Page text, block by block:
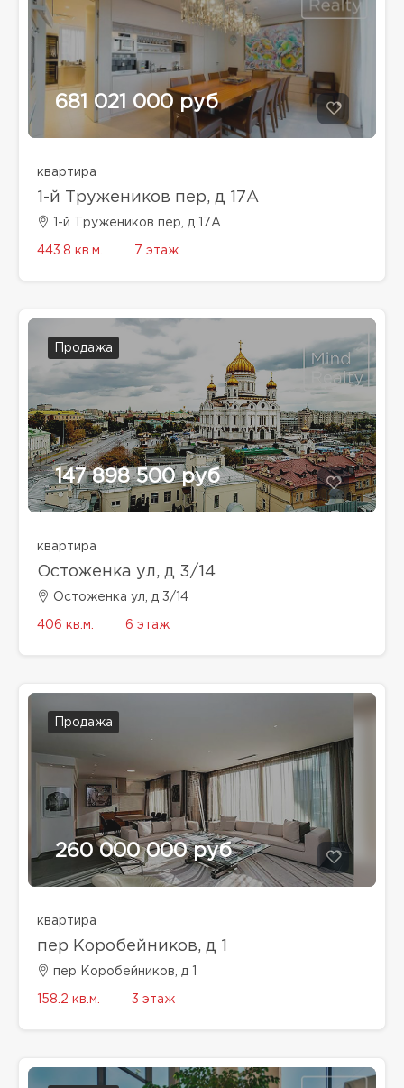
681 021 000 руб
квартира
1-й Тружеников пер, д 17А
1-й Тружеников пер, д 17А
443.8 кв.м. 7 этаж
Продажа
147 898 500 руб
квартира
Остоженка ул, д 3/14
Остоженка ул, д 3/14
406 кв.м. 6 этаж
Продажа
260 000 000 руб
квартира
пер Коробейников, д 1
пер Коробейников, д 1
158.2 кв.м. 3 этаж